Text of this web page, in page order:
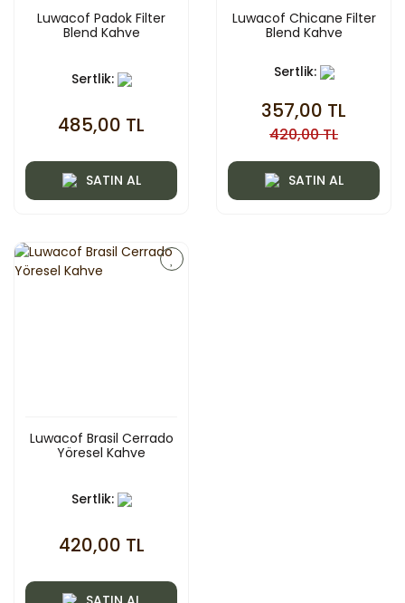
Luwacof Padok Filter
Blend Kahve
Sertlik:
485,00 TL
SATIN AL
Luwacof Chicane Filter
Blend Kahve
Sertlik:
357,00 TL
420,00 TL
SATIN AL
Luwacof Brasil Cerrado
Yöresel Kahve
Sertlik:
420,00 TL